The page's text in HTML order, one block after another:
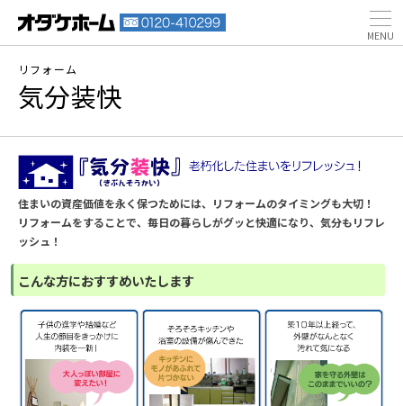
リフォーム
気分装快
住まいの資産価値を永く保つためには、リフォームのタイミングも大切！
リフォームをすることで、毎日の暮らしがグッと快適になり、気分もリフレ
ッシュ！
こんな方におすすめいたします